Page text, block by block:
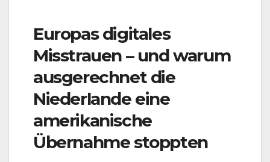
Europas digitales
Misstrauen – und warum
ausgerechnet die
Niederlande eine
amerikanische
Übernahme stoppten